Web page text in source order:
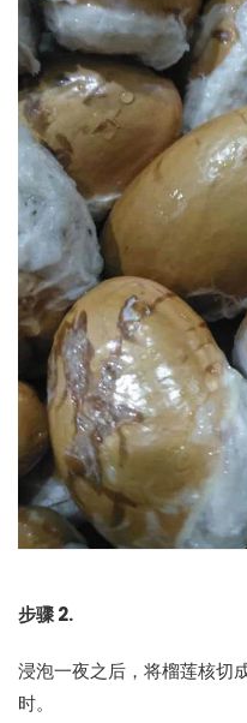
步骤 2.
浸泡一夜之后，将榴莲核切
时。